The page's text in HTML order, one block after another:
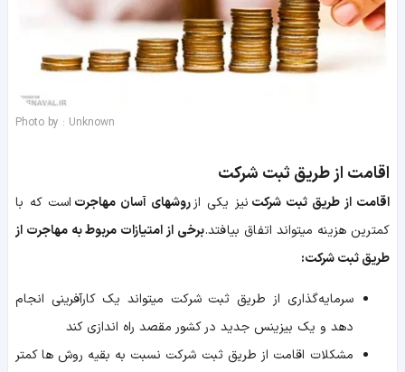
Photo by : Unknown
اقامت از طریق ثبت شرکت
اقامت از طریق ثبت شرکت نیز یکی ازروشهای آسان مهاجرت است که با
کمترین هزینه میتواند اتفاق بیافتد.برخی از امتیازات مربوط به مهاجرت از
طریق ثبت شرکت:
سرمایه‌گذاری از طریق ثبت شرکت میتواند یک کارآفرینی انجام
دهد و یک بیزینس جدید در کشور مقصد راه اندازی کند
مشکلات اقامت از طریق ثبت شرکت نسبت به بقیه روش ها کمتر